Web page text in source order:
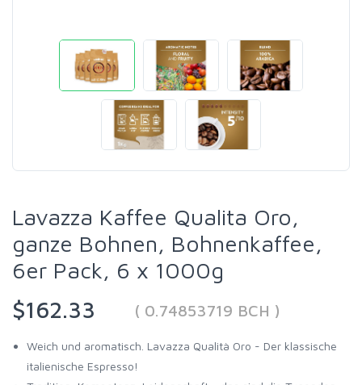
Lavazza Kaffee Qualita Oro,
ganze Bohnen, Bohnenkaffee,
6er Pack, 6 x 1000g
$162.33
( 0.74853719 BCH )
Weich und aromatisch. Lavazza Qualità Oro - Der klassische
italienische Espresso!